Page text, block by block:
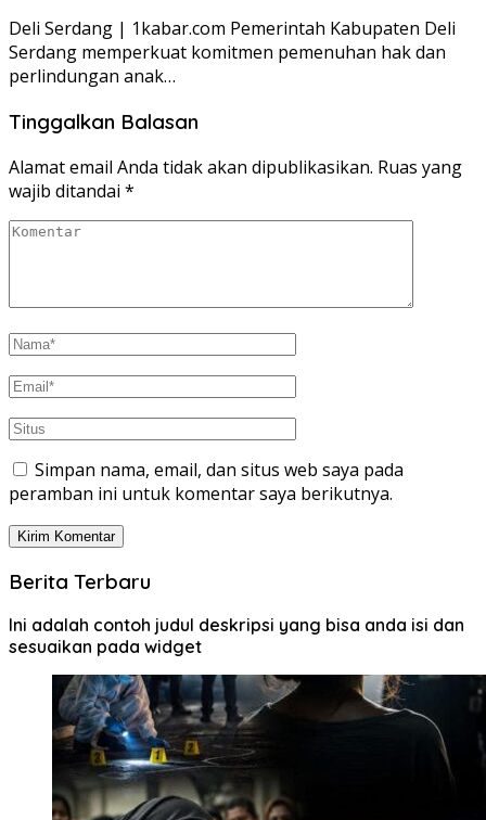
Deli Serdang | 1kabar.com Pemerintah Kabupaten Deli
Serdang memperkuat komitmen pemenuhan hak dan
perlindungan anak…
Tinggalkan Balasan
Alamat email Anda tidak akan dipublikasikan. Ruas yang
wajib ditandai *
Simpan nama, email, dan situs web saya pada
peramban ini untuk komentar saya berikutnya.
Berita Terbaru
Ini adalah contoh judul deskripsi yang bisa anda isi dan
sesuaikan pada widget